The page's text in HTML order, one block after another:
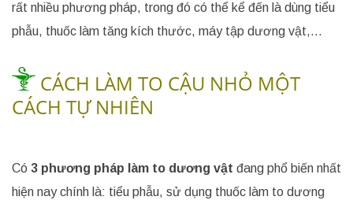
rất nhiều phương pháp, trong đó có thể kể đến là dùng tiểu
phẫu, thuốc làm tăng kích thước, máy tập dương vật,…
CÁCH LÀM TO CẬU NHỎ MỘT
CÁCH TỰ NHIÊN
Có 3 phương pháp làm to dương vật đang phổ biến nhất
hiện nay chính là: tiểu phẫu, sử dụng thuốc làm to dương